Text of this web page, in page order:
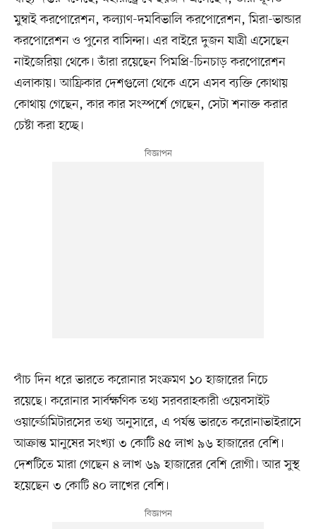
মুম্বাই করপোরেশন, কল্যাণ-দমবিভালি করপোরেশন, মিরা-ভান্ডার
করপোরেশন ও পুনের বাসিন্দা। এর বাইরে দুজন যাত্রী এসেছেন
নাইজেরিয়া থেকে। তাঁরা রয়েছেন পিমপ্রি-চিনচাড় করপোরেশন
এলাকায়। আফ্রিকার দেশগুলো থেকে এসে এসব ব্যক্তি কোথায়
কোথায় গেছেন, কার কার সংস্পর্শে গেছেন, সেটা শনাক্ত করার
চেষ্টা করা হচ্ছে।
পাঁচ দিন ধরে ভারতে করোনার সংক্রমণ ১০ হাজারের নিচে
রয়েছে। করোনার সার্বক্ষণিক তথ্য সরবরাহকারী ওয়েবসাইট
ওয়ার্ল্ডোমিটারসের তথ্য অনুসারে, এ পর্যন্ত ভারতে করোনাভাইরাসে
আক্রান্ত মানুষের সংখ্যা ৩ কোটি ৪৫ লাখ ৯৬ হাজারের বেশি।
দেশটিতে মারা গেছেন ৪ লাখ ৬৯ হাজারের বেশি রোগী। আর সুস্থ
হয়েছেন ৩ কোটি ৪০ লাখের বেশি।